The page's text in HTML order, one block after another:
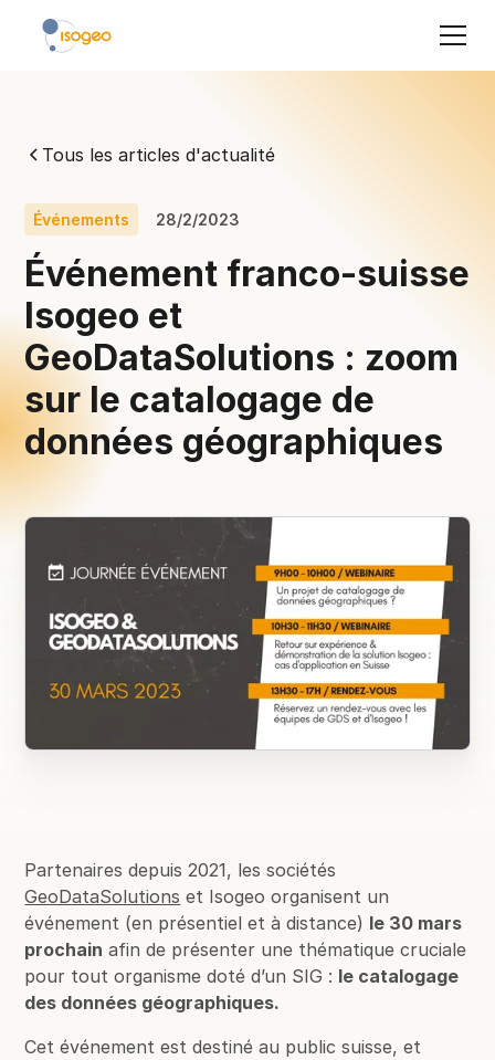
Tous les articles d'actualité
Événements 28/2/2023
Événement franco-suisse
Isogeo et
GeoDataSolutions : zoom
sur le catalogage de
données géographiques
Partenaires depuis 2021, les sociétés
GeoDataSolutions et Isogeo organisent un
événement (en présentiel et à distance) le 30 mars
prochain afin de présenter une thématique cruciale
pour tout organisme doté d’un SIG : le catalogage
des données géographiques.
Cet événement est destiné au public suisse, et